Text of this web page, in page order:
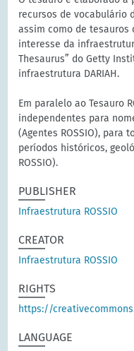
recursos de vocabulário
assim como de tesauros
interesse da
Thesaurus” do Getty
infraestrutura DARIAH.
Em paralelo ao Tesauro
independentes para
(Agentes ROSSIO), para
períodos históricos,
ROSSIO).
PUBLISHER
Infraestrutura ROSSIO
CREATOR
Infraestrutura ROSSIO
RIGHTS
https://
LANGUAGE